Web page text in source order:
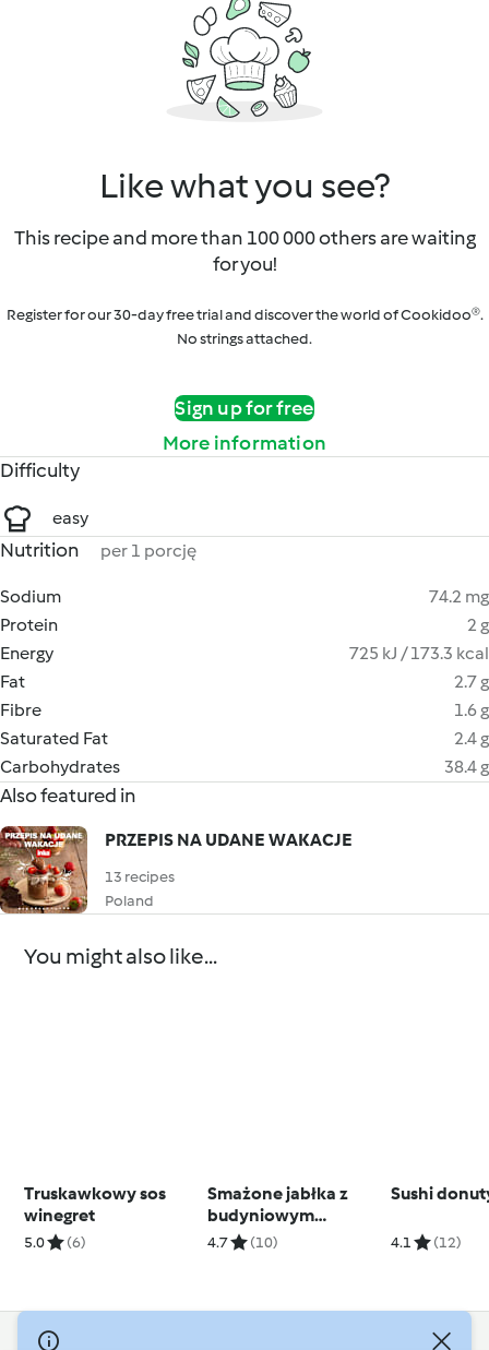
Like what you see?
This recipe and more than 100 000 others are waiting
for you!
Register for our 30-day free trial and discover the world of Cookidoo®.
No strings attached.
Sign up for free
More information
Difficulty
easy
Nutrition per 1 porcję
Sodium
74.2 mg
Protein
2 g
Energy
725 kJ / 173.3 kcal
Fat
2.7 g
Fibre
1.6 g
Saturated Fat
2.4 g
Carbohydrates
38.4 g
Also featured in
PRZEPIS NA UDANE WAKACJE
13 recipes
Poland
You might also like...
Truskawkowy sos
winegret
5.0 (6)
Smażone jabłka z
budyniowym
kremem waniliowym
4.7 (10)
Sushi
4.1 (12)